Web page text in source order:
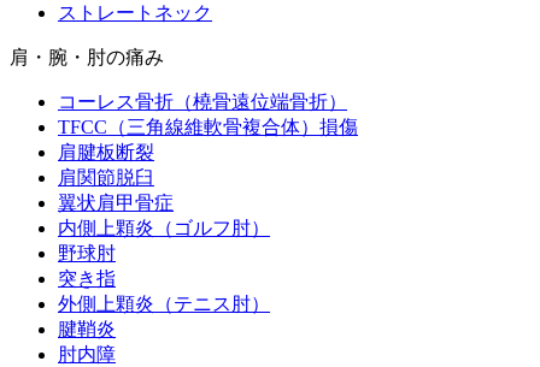
ストレートネック
肩・腕・肘の痛み
コーレス骨折（橈骨遠位端骨折）
TFCC（三角線維軟骨複合体）損傷
肩腱板断裂
肩関節脱臼
翼状肩甲骨症
内側上顆炎（ゴルフ肘）
野球肘
突き指
外側上顆炎（テニス肘）
腱鞘炎
肘内障